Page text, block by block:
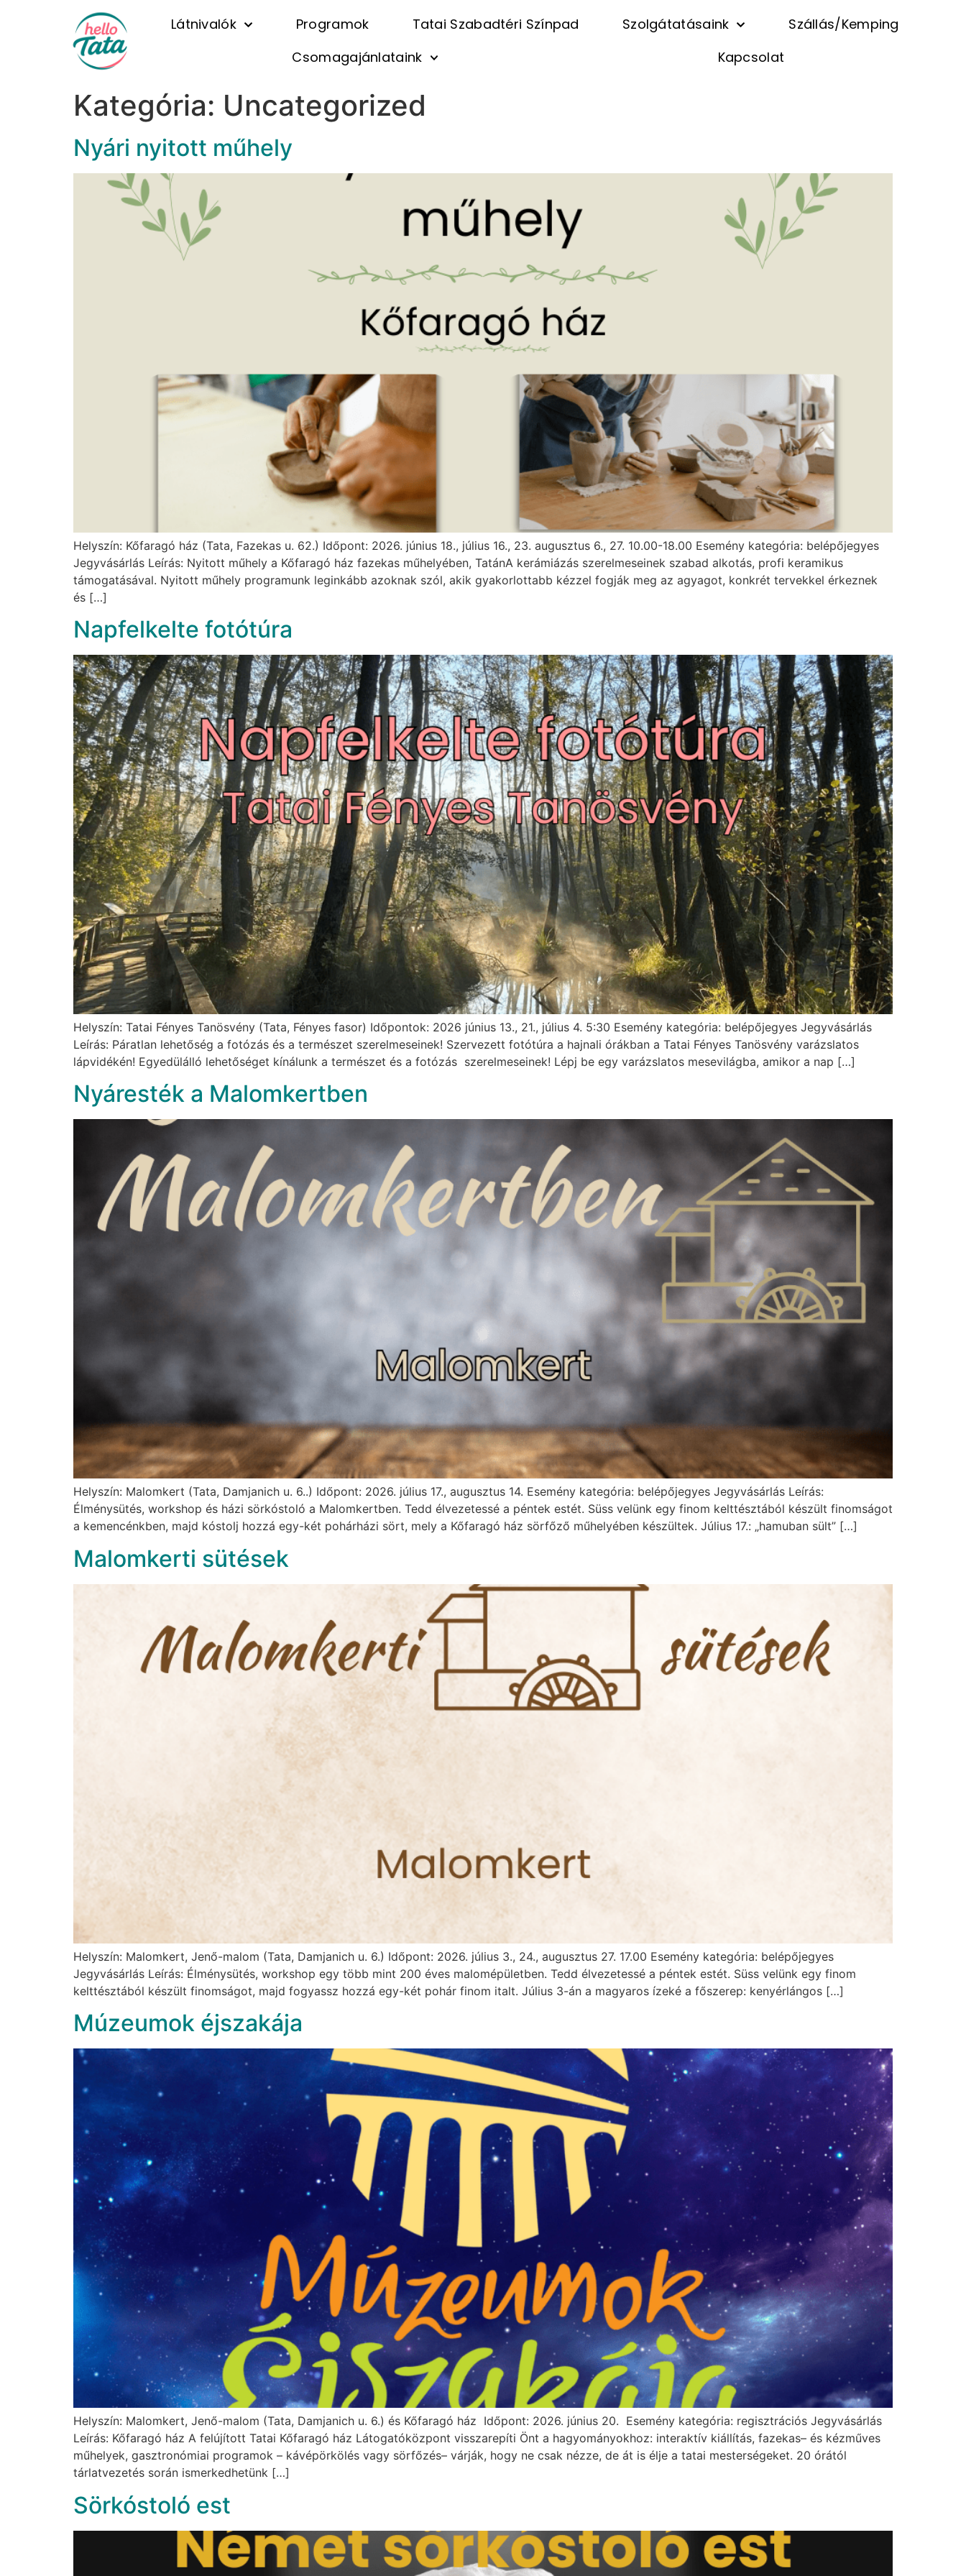
Látnivalók Programok Tatai Szabadtéri Színpad Szolgátatásaink
Szállás/Kemping
Csomagajánlataink
Kapcsolat
Kategória: Uncategorized
Nyári nyitott műhely
Helyszín: Kőfaragó ház (Tata, Fazekas u. 62.) Időpont: 2026. június 18., július 16., 23. augusztus 6., 27. 10.00-18.00 Esemény kategória: belépőjegyes
Jegyvásárlás Leírás: Nyitott műhely a Kőfaragó ház fazekas műhelyében, TatánA kerámiázás szerelmeseinek szabad alkotás, profi keramikus
támogatásával. Nyitott műhely programunk leginkább azoknak szól, akik gyakorlottabb kézzel fogják meg az agyagot, konkrét tervekkel érkeznek
és […]
Napfelkelte fotótúra
Helyszín: Tatai Fényes Tanösvény (Tata, Fényes fasor) Időpontok: 2026 június 13., 21., július 4. 5:30 Esemény kategória: belépőjegyes Jegyvásárlás
Leírás: Páratlan lehetőség a fotózás és a természet szerelmeseinek! Szervezett fotótúra a hajnali órákban a Tatai Fényes Tanösvény varázslatos
lápvidékén! Egyedülálló lehetőséget kínálunk a természet és a fotózás szerelmeseinek! Lépj be egy varázslatos mesevilágba, amikor a nap […]
Nyáresték a Malomkertben
Helyszín: Malomkert (Tata, Damjanich u. 6..) Időpont: 2026. július 17., augusztus 14. Esemény kategória: belépőjegyes Jegyvásárlás Leírás:
Élménysütés, workshop és házi sörkóstoló a Malomkertben. Tedd élvezetessé a péntek estét. Süss velünk egy finom kelttésztából készült finomságot
a kemencénkben, majd kóstolj hozzá egy-két pohárházi sört, mely a Kőfaragó ház sörfőző műhelyében készültek. Július 17.: „hamuban sült” […]
Malomkerti sütések
Helyszín: Malomkert, Jenő-malom (Tata, Damjanich u. 6.) Időpont: 2026. július 3., 24., augusztus 27. 17.00 Esemény kategória: belépőjegyes
Jegyvásárlás Leírás: Élménysütés, workshop egy több mint 200 éves malomépületben. Tedd élvezetessé a péntek estét. Süss velünk egy finom
kelttésztából készült finomságot, majd fogyassz hozzá egy-két pohár finom italt. Július 3-án a magyaros ízeké a főszerep: kenyérlángos […]
Múzeumok éjszakája
Helyszín: Malomkert, Jenő-malom (Tata, Damjanich u. 6.) és Kőfaragó ház Időpont: 2026. június 20. Esemény kategória: regisztrációs Jegyvásárlás
Leírás: Kőfaragó ház A felújított Tatai Kőfaragó ház Látogatóközpont visszarepíti Önt a hagyományokhoz: interaktív kiállítás, fazekas– és kézműves
műhelyek, gasztronómiai programok – kávépörkölés vagy sörfőzés– várják, hogy ne csak nézze, de át is élje a tatai mesterségeket. 20 órától
tárlatvezetés során ismerkedhetünk […]
Sörkóstoló est